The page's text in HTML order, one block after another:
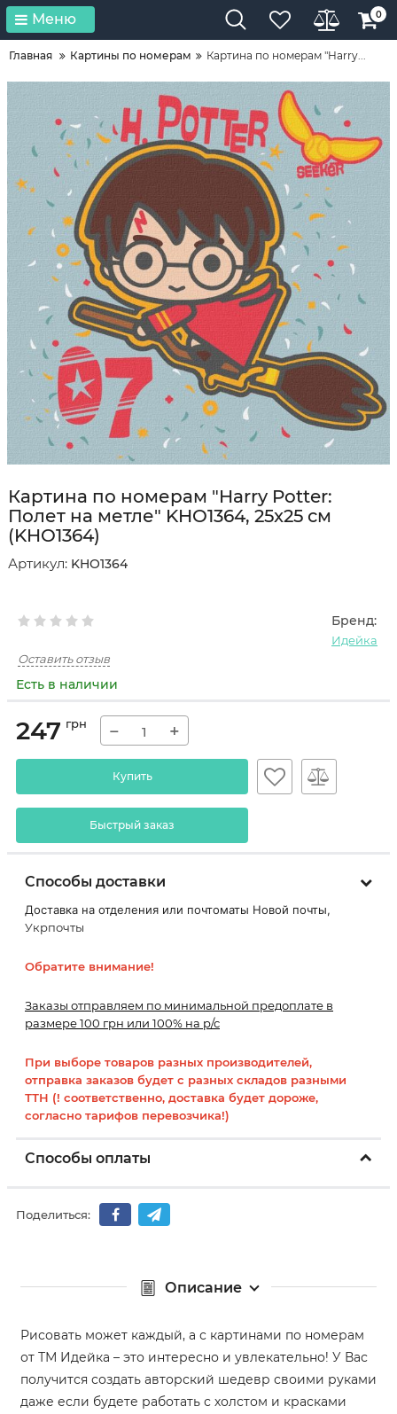
Меню 0
Главная Картины по номерам Картина по номерам "Harry...
Картина по номерам "Harry Potter:
Полет на метле" KHO1364, 25x25 см
(KHO1364)
Артикул: KHO1364
Бренд:
Идейка
Оставить отзыв
Есть в наличии
247 грн − +
Купить
Быстрый заказ
Способы доставки
Доставка на отделения или почтоматы Новой почты,
Укрпочты
Обратите внимание!
Заказы отправляем по минимальной предоплате в
размере 100 грн или 100% на р/с
При выборе товаров разных производителей,
отправка заказов будет с разных складов разными
ТТН (! соответственно, доставка будет дороже,
согласно тарифов перевозчика!)
Способы оплаты
Поделиться:
Описание
Рисовать может каждый, а с картинами по номерам
от ТМ Идейка – это интересно и увлекательно! У Вас
получится создать авторский шедевр своими руками
даже если будете работать с холстом и красками